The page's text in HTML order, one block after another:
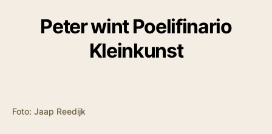
Peter wint Poelifinario
Kleinkunst
Foto: Jaap Reedijk